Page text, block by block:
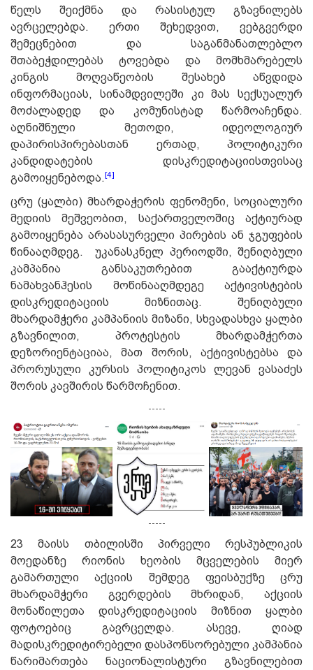
წელს შეიქმნა და რასისტულ გზავნილებს
ავრცელებდა. ერთი შეხედვით, ვებგვერდი
შემეცნებით და საგანმანათლებლო
შთაბეჭდილებას ტოვებდა და მომხმარებელს
კინგის მოღვაწეობის შესახებ აწვდიდა
ინფორმაციას, სინამდვილეში კი მას სექსუალურ
მოძალადედ და კომუნისტად წარმოაჩენდა.
აღნიშნული მეთოდი, იდეოლოგიურ
დაპირისპირებასთან ერთად, პოლიტიკური
კანდიდატების დისკრედიტაციისთვისაც
გამოიყენებოდა.[4]
ცრუ (ყალბი) მხარდაჭერის ფენომენი, სოციალური
მედიის მეშვეობით, საქართველოშიც აქტიურად
გამოიყენება არასასურველი პირების ან ჯგუფების
წინააღმდეგ. უკანასკნელ პერიოდში, შენიღბული
კამპანია განსაკუთრებით გააქტიურდა
ნამახვანჰესის მოწინააღმდეგე აქტივისტების
დისკრედიტაციის მიზნითაც. შენიღბული
მხარდამჭერი კამპანიის მიზანი, სხვადასხვა ყალბი
გზავნილით, პროტესტის მხარდამჭერთა
დეზორიენტაციაა, მათ შორის, აქტივისტებსა და
პრორუსული კურსის პოლიტიკოს ლევან ვასაძეს
შორის კავშირის წარმოჩენით.
-----
-----
23 მაისს თბილისში პირველი რესპუბლიკის
მოედანზე რიონის ხეობის მცველების მიერ
გამართული აქციის შემდეგ ფეისბუქზე ცრუ
მხარდამჭერი გვერდების მხრიდან, აქციის
მონაწილეთა დისკრედიტაციის მიზნით ყალბი
ფოტოებიც გავრცელდა. ასევე, ღიად
მადისკრედიტირებელი დასპონსორებული კამპანია
წარიმართება ნაციონალისტური გზავნილებით